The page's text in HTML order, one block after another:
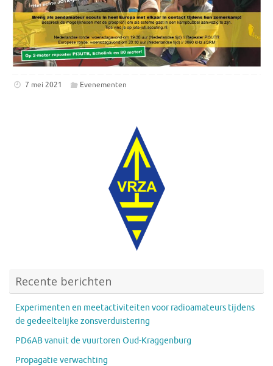
7 mei 2021 Evenementen
Recente berichten
Experimenten en meetactiviteiten voor radioamateurs tijdens
de gedeeltelijke zonsverduistering
PD6AB vanuit de vuurtoren Oud-Kraggenburg
Propagatie verwachting